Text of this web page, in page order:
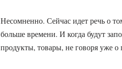
Несомненно. Сейчас идет речь о
больше времени. И когда будут
продукты, товары, не говоря уже